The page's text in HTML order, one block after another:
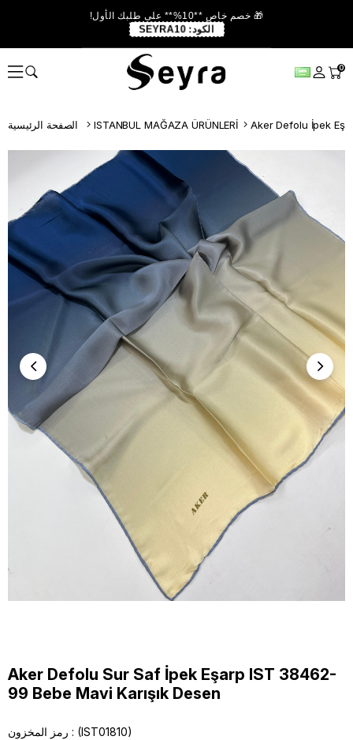
🎁 خصم خاص **10%** على طلبك الأول!
الكود: SEYRA10
0
ISTANBUL MAĞAZA ÜRÜNLERİ Aker Defolu İpek
Aker Defolu Sur Saf İpek Eşarp IST 38462-
99 Bebe Mavi Karışık Desen
رمز المخزون
(IST01810)